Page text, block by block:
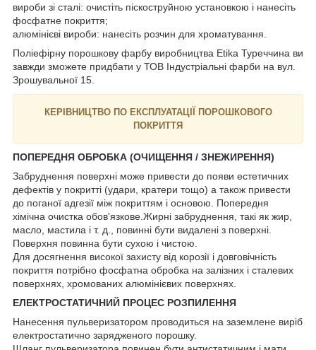
вироби зі сталі: очистіть піскоструйною установкою і нанесіть
фосфатне покриття;
алюмінієві вироби: нанесіть розчин для хроматування.
Поліефірну порошкову фарбу виробництва Etika Туреччина ви
завжди зможете придбати у ТОВ Індустріальні фарби на вул.
Зрошувальної 15.
КЕРІВНИЦТВО ПО ЕКСПЛУАТАЦІЇ ПОРОШКОВОГО
ПОКРИТТЯ
ПОПЕРЕДНЯ ОБРОБКА (ОЧИЩЕННЯ / ЗНЕЖИРЕННЯ)
Забруднення поверхні може привести до появи естетичних
дефектів у покритті (удари, кратери тощо) а також привести
до поганої адгезії між покриттям і основою. Попередня
хімічна очистка обов'язкове.Жирні забруднення, такі як жир,
масло, мастила і т. д., повинні бути видалені з поверхні.
Поверхня повинна бути сухою і чистою.
Для досягнення високої захисту від корозії і довговічність
покриття потрібно фосфатна обробка на залізних і сталевих
поверхнях, хромованих алюмінієвих поверхнях.
ЕЛЕКТРОСТАТИЧНИЙ ПРОЦЕС РОЗПИЛЕННЯ
Нанесення пульверизатором проводиться на заземлене виріб
електростатично зарядженого порошку.